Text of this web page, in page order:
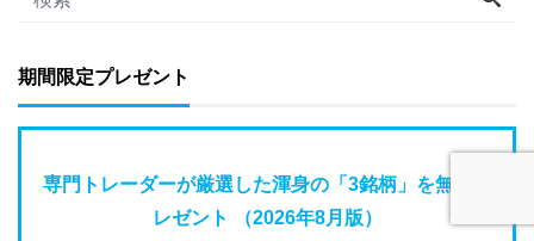
期間限定プレゼント
専門トレーダーが厳選した渾身の「3銘柄」を無料プ
レゼント （2026年8月版）